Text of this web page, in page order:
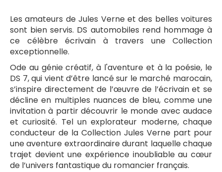
Les amateurs de Jules Verne et des belles voitures
sont bien servis. DS automobiles rend hommage à
ce célèbre écrivain à travers une Collection
exceptionnelle.
Ode au génie créatif, à l'aventure et à la poésie, le
DS 7, qui vient d’être lancé sur le marché marocain,
s’inspire directement de l’œuvre de l’écrivain et se
décline en multiples nuances de bleu, comme une
invitation à partir découvrir le monde avec audace
et curiosité. Tel un explorateur moderne, chaque
conducteur de la Collection Jules Verne part pour
une aventure extraordinaire durant laquelle chaque
trajet devient une expérience inoubliable au cœur
de l’univers fantastique du romancier français.